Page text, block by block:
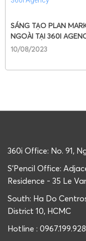
SÁNG TẠO PLAN
NGOÀI TẠI 360I
10/08/2023
360i Office: No. 91,
S'Pencil Office:
Residence - 35 Le
South: Ha Do
District 10, HCMC
Hotline : 0967.199.928